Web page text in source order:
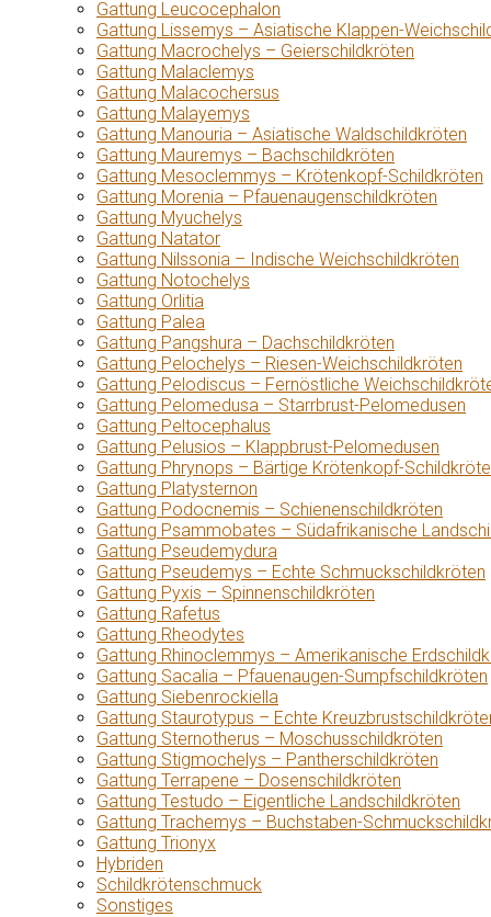
Gattung Leucocephalon
Gattung Lissemys – Asiatische Klappen-
Gattung Macrochelys – Geierschildkröten
Gattung Malaclemys
Gattung Malacochersus
Gattung Malayemys
Gattung Manouria – Asiatische Waldschildkröten
Gattung Mauremys – Bachschildkröten
Gattung Mesoclemmys – Krötenkopf-Schildkröten
Gattung Morenia – Pfauenaugenschildkröten
Gattung Myuchelys
Gattung Natator
Gattung Nilssonia – Indische Weichschildkröten
Gattung Notochelys
Gattung Orlitia
Gattung Palea
Gattung Pangshura – Dachschildkröten
Gattung Pelochelys – Riesen-Weichschildkröten
Gattung Pelodiscus – Fernöstliche
Gattung Pelomedusa – Starrbrust-Pelomedusen
Gattung Peltocephalus
Gattung Pelusios – Klappbrust-Pelomedusen
Gattung Phrynops – Bärtige Krötenkopf-
Gattung Platysternon
Gattung Podocnemis – Schienenschildkröten
Gattung Psammobates – Südafrikanische
Gattung Pseudemydura
Gattung Pseudemys – Echte Schmuckschildkröten
Gattung Pyxis – Spinnenschildkröten
Gattung Rafetus
Gattung Rheodytes
Gattung Rhinoclemmys – Amerikanische
Gattung Sacalia – Pfauenaugen-Sumpfschildkröten
Gattung Siebenrockiella
Gattung Staurotypus – Echte
Gattung Sternotherus – Moschusschildkröten
Gattung Stigmochelys – Pantherschildkröten
Gattung Terrapene – Dosenschildkröten
Gattung Testudo – Eigentliche Landschildkröten
Gattung Trachemys – Buchstaben-
Gattung Trionyx
Hybriden
Schildkrötenschmuck
Sonstiges